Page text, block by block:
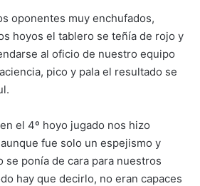
oponentes muy enchufados,
hoyos el tablero se teñía de rojo y
al oficio de nuestro equipo
pico y pala el resultado se
el 4º hoyo jugado nos hizo
fue solo un espejismo y
se ponía de cara para nuestros
hay que decirlo, no eran capaces